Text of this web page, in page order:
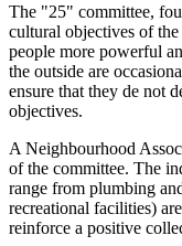
The "25" committee,
cultural objectives of
people more powerful
the outside are
ensure that they de not
objectives.
A Neighbourhood
of the committee. The
range from plumbing
recreational facilities)
reinforce a positive